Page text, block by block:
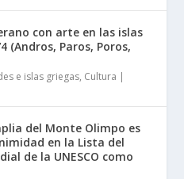
con arte en las islas
(Andros, Paros, Poros,
e islas griegas, Cultura |
del Monte Olimpo es
en la Lista del
de la UNESCO como